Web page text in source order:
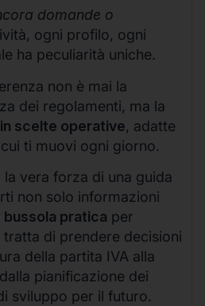
domande o
ogni profilo, ogni
ha peculiarità uniche.
non è mai la
dei regolamenti, ma la
scelte operative, adatte
ti muovi ogni giorno.
vera forza di una guida
non solo informazioni
bussola pratica per
di prendere decisioni
della partita IVA alla
pianificazione dei
sviluppo per il futuro.